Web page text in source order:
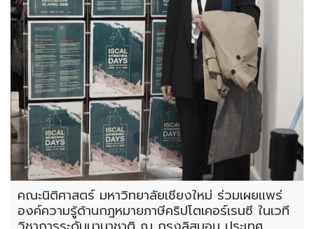
คณะนิติศาสตร์ มหาวิทยาลัยเชียงใหม่ ร่วมเผยแพร่
องค์ความรู้ด้านกฎหมายภาษีคริปโตเคอร์เรนซี ในเวที